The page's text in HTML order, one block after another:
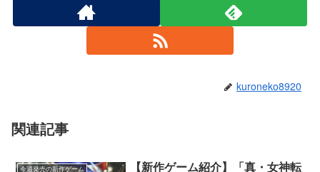
kuroneko8920
関連記事
今週発売の新作ゲーム
【新作ゲーム紹介】「真・女神転